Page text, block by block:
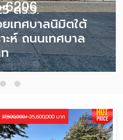
ตร.ว.
เทศบาลนิมิตใต้
ะห์ ถนนเทศบาล
37,500,000/35,600,000 บาท